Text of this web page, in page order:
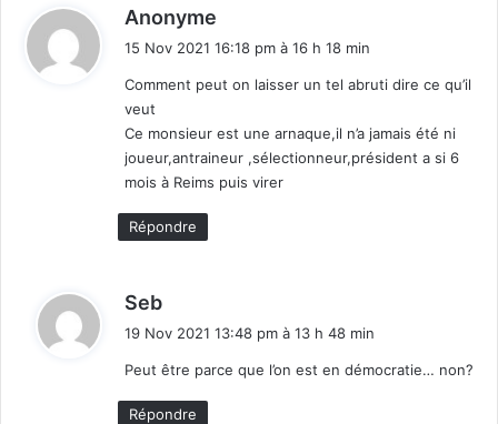
Anonyme
i
15 Nov 2021 16:18 pm à 16 h 18 min
Comment peut on laisser un tel abruti dire ce qu’il
veut
Ce monsieur est une arnaque,il n’a jamais été ni
joueur,antraineur ,sélectionneur,président a si 6
mois à Reims puis virer
Répondre
Seb
:
19 Nov 2021 13:48 pm à 13 h 48 min
Peut être parce que l’on est en démocratie… non?
Répondre